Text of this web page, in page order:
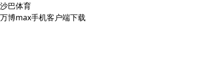
沙巴体育
万博max手机客户端下载